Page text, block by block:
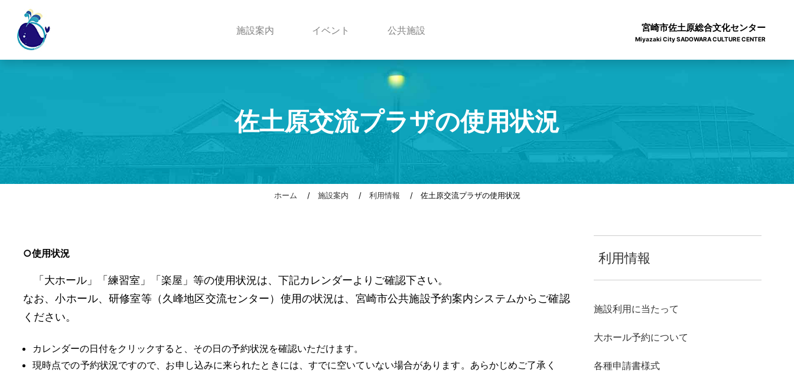
施設案内 イベント 公共施設 宮崎市佐土原総合文化センター
Miyazaki City SADOWARA CULTURE CENTER
佐土原交流プラザの使用状況
ホーム / 施設案内 / 利用情報 / 佐土原交流プラザの使用状況
○使用状況
「大ホール」「練習室」「楽屋」等の使用状況は、下記カレンダーよりご確認下さい。
なお、小ホール、研修室等（久峰地区交流センター）使用の状況は、宮崎市公共施設予約案内システムからご確認
ください。
カレンダーの日付をクリックすると、その日の予約状況を確認いただけます。
現時点での予約状況ですので、お申し込みに来られたときには、すでに空いていない場合があります。あらかじめご了承く
利用情報
施設利用に当たって
大ホール予約について
各種申請書様式